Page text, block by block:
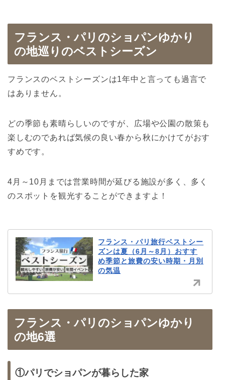
フランス・パリのショパンゆかり
の地巡りのベストシーズン
フランスのベストシーズンは1年中と言っても過言で
はありません。
どの季節も素晴らしいのですが、広場や公園の散策も
楽しむのであれば気候の良い春から秋にかけてがおす
すめです。
4月～10月までは営業時間が延びる施設が多く、多く
のスポットを観光することができますよ！
フランス・パリ旅行ベストシー
ズンは夏（6月～8月）おすす
め季節と旅費の安い時期・月別
の気温
フランス・パリのショパンゆかり
の地6選
①パリでショパンが暮らした家